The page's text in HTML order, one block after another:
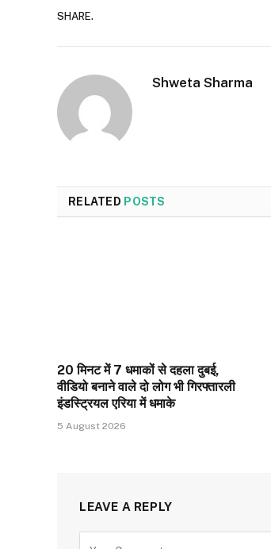
SHARE.
Shweta Sharma
RELATED POSTS
20 मिनट में 7 धमाकों से दहला दुबई,
वीडियो बनाने वाले दो लोग भी गिरफ्तारली
इंडस्ट्रियल एरिया में धमाके
5 August 2026
LEAVE A REPLY